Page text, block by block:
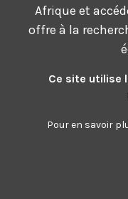
Afrique et
offre à la
Ce site utilise
Pour en savoir